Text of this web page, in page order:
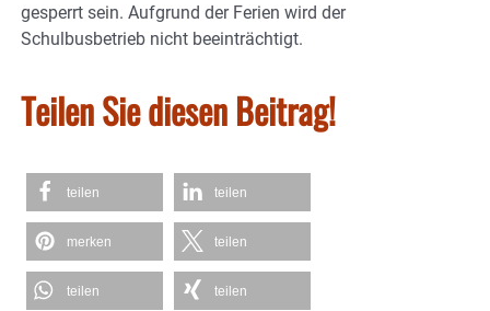
gesperrt sein. Aufgrund der Ferien wird der
Schulbusbetrieb nicht beeinträchtigt.
Teilen Sie diesen Beitrag!
teilen teilen
merken teilen
teilen teilen